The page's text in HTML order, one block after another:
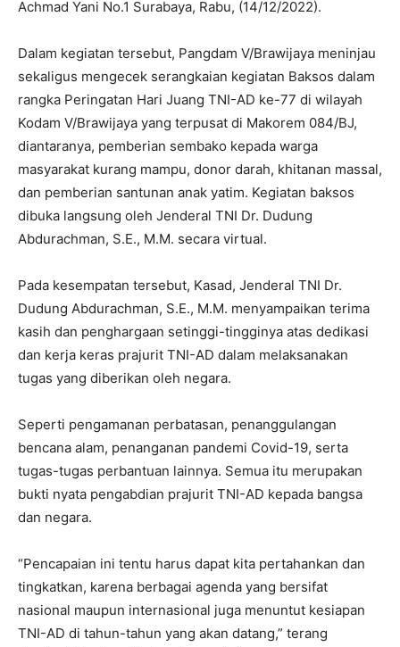
Achmad Yani No.1 Surabaya, Rabu, (14/12/2022).
Dalam kegiatan tersebut, Pangdam V/Brawijaya meninjau
sekaligus mengecek serangkaian kegiatan Baksos dalam
rangka Peringatan Hari Juang TNI-AD ke-77 di wilayah
Kodam V/Brawijaya yang terpusat di Makorem 084/BJ,
diantaranya, pemberian sembako kepada warga
masyarakat kurang mampu, donor darah, khitanan massal,
dan pemberian santunan anak yatim. Kegiatan baksos
dibuka langsung oleh Jenderal TNI Dr. Dudung
Abdurachman, S.E., M.M. secara virtual.
Pada kesempatan tersebut, Kasad, Jenderal TNI Dr.
Dudung Abdurachman, S.E., M.M. menyampaikan terima
kasih dan penghargaan setinggi-tingginya atas dedikasi
dan kerja keras prajurit TNI-AD dalam melaksanakan
tugas yang diberikan oleh negara.
Seperti pengamanan perbatasan, penanggulangan
bencana alam, penanganan pandemi Covid-19, serta
tugas-tugas perbantuan lainnya. Semua itu merupakan
bukti nyata pengabdian prajurit TNI-AD kepada bangsa
dan negara.
“Pencapaian ini tentu harus dapat kita pertahankan dan
tingkatkan, karena berbagai agenda yang bersifat
nasional maupun internasional juga menuntut kesiapan
TNI-AD di tahun-tahun yang akan datang,” terang